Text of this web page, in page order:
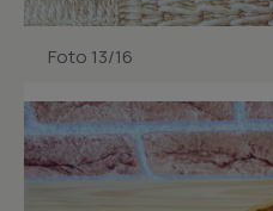
Foto 13/16